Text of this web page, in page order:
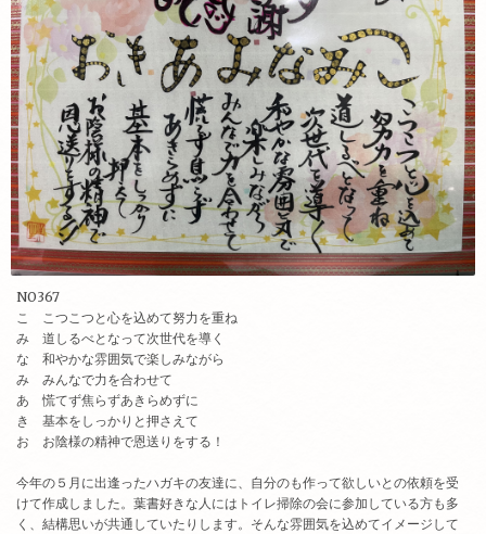
NO367
こ こつこつと心を込めて努力を重ね
み 道しるべとなって次世代を導く
な 和やかな雰囲気で楽しみながら
み みんなで力を合わせて
あ 慌てず焦らずあきらめずに
き 基本をしっかりと押さえて
お お陰様の精神で恩送りをする！
今年の５月に出逢ったハガキの友達に、自分のも作って欲しいとの依頼を受
けて作成しました。葉書好きな人にはトイレ掃除の会に参加している方も多
く、結構思いが共通していたりします。そんな雰囲気を込めてイメージして